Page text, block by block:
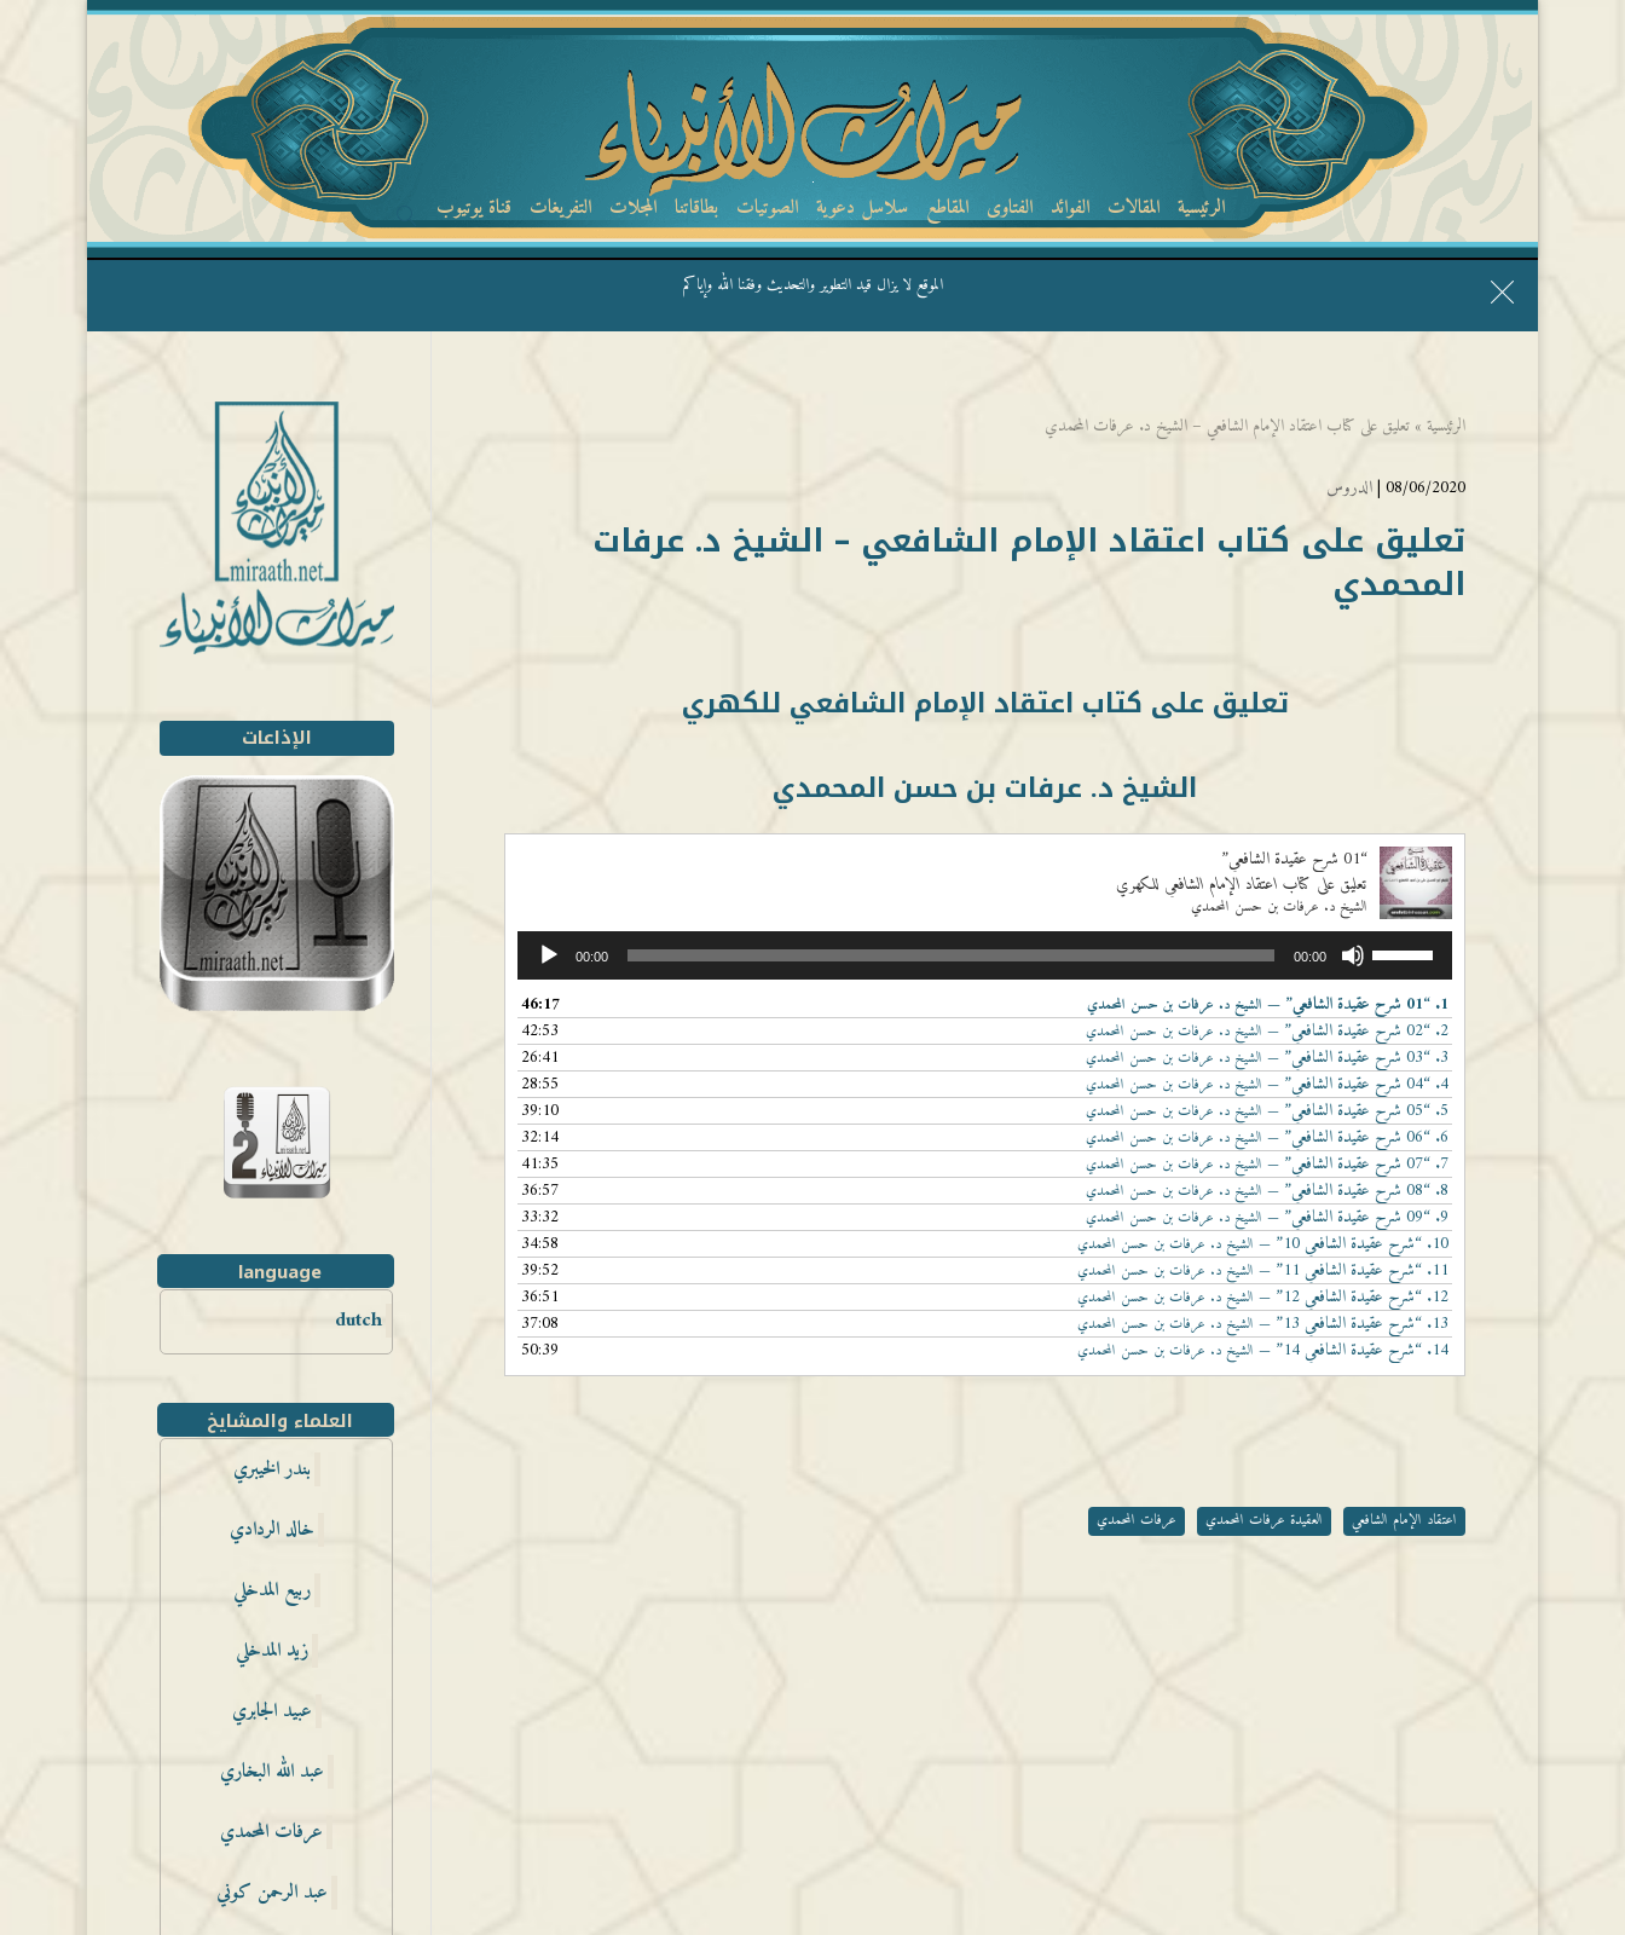
الرئيسية المقالات الفوائد الفتاوى المقاطع سلاسل دعوية الصوتيات بطاقاتنا المجلات التفريغات قناة يوتيوب
الموقع لا يزال قيد التطوير والتحديث وفقنا الله وإياكم
الرئيسية » تعليق على كتاب اعتقاد الإمام الشافعي – الشيخ د. عرفات المحمدي
08/06/2020 | الدروس
تعليق على كتاب اعتقاد الإمام الشافعي – الشيخ د. عرفات
المحمدي
تعليق على كتاب اعتقاد الإمام الشافعي للكهري
الشيخ د. عرفات بن حسن المحمدي
“01 شرح عقيدة الشافعي”
تعليق على كتاب اعتقاد الإمام الشافعي للكهري
الشيخ د. عرفات بن حسن المحمدي
مشغل
الصوت
00:00 00:00
أعلى/
أسفل
لزيادة
أو
خفض
مستوى
الصوت.
1. “01 شرح عقيدة الشافعي” — الشيخ د. عرفات بن حسن المحمدي
46:17
2. “02 شرح عقيدة الشافعي” — الشيخ د. عرفات بن حسن المحمدي
42:53
3. “03 شرح عقيدة الشافعي” — الشيخ د. عرفات بن حسن المحمدي
26:41
4. “04 شرح عقيدة الشافعي” — الشيخ د. عرفات بن حسن المحمدي
28:55
5. “05 شرح عقيدة الشافعي” — الشيخ د. عرفات بن حسن المحمدي
39:10
6. “06 شرح عقيدة الشافعي” — الشيخ د. عرفات بن حسن المحمدي
32:14
7. “07 شرح عقيدة الشافعي” — الشيخ د. عرفات بن حسن المحمدي
41:35
8. “08 شرح عقيدة الشافعي” — الشيخ د. عرفات بن حسن المحمدي
36:57
9. “09 شرح عقيدة الشافعي” — الشيخ د. عرفات بن حسن المحمدي
33:32
10. “شرح عقيدة الشافعي 10” — الشيخ د. عرفات بن حسن المحمدي
34:58
11. “شرح عقيدة الشافعي 11” — الشيخ د. عرفات بن حسن المحمدي
39:52
12. “شرح عقيدة الشافعي 12” — الشيخ د. عرفات بن حسن المحمدي
36:51
13. “شرح عقيدة الشافعي 13” — الشيخ د. عرفات بن حسن المحمدي
37:08
14. “شرح عقيدة الشافعي 14” — الشيخ د. عرفات بن حسن المحمدي 50:39
اعتقاد الإمام الشافعي العقيدة عرفات المحمدي عرفات المحمدي
الإذاعات
language
dutch
العلماء والمشايخ
بندر الخيبري
خالد الردادي
ربيع المدخلي
زيد المدخلي
عبيد الجابري
عبد الله البخاري
عرفات المحمدي
عبد الرحمن كوني